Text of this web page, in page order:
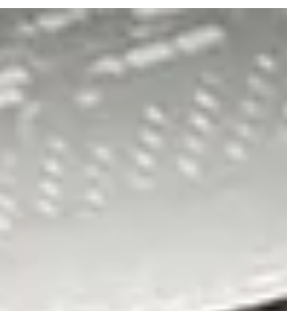
5MINUTES WITH: SHARE & FRIENDS [GPCS]